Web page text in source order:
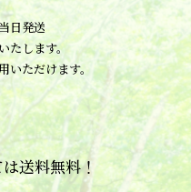
日発送
たします。
ただけます。
送料無料！